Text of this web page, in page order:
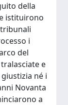
della
istituirono
i
del
e
né i
Novanta
a